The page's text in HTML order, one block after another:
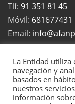
Tlf: 91 351 81 45
Móvil: 681677431
Email:
2022 Todos los
Numerosas de
en el registro de
La Entidad utiliza
navegación y
basados en
nuestros
información